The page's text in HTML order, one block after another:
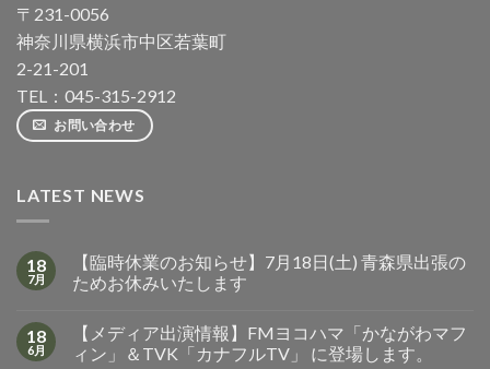
〒231-0056
神奈川県横浜市中区若葉町
2-21-201
TEL：045-315-2912
お問い合わせ
LATEST NEWS
18
7月
【臨時休業のお知らせ】7月18日(土) 青森県出張の
ためお休みいたします
18
6月
【メディア出演情報】FMヨコハマ「かながわマフ
ィン」＆TVK「カナフルTV」 に登場します。